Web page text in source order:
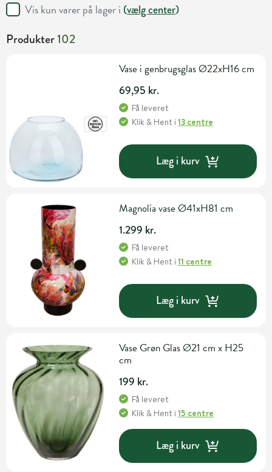
Vis kun varer på lager i (vælg center)
Produkter102
Vase i genbrugsglas Ø22xH16 cm
69,95 kr.
Få leveret
Klik & Hent i13 centre
Læg i kurv
Magnolia vase Ø41xH81 cm
1.299 kr.
Få leveret
Klik & Hent i11 centre
Læg i kurv
Vase Grøn Glas Ø21 cm x H25
cm
199 kr.
Få leveret
Klik & Hent i15 centre
Læg i kurv